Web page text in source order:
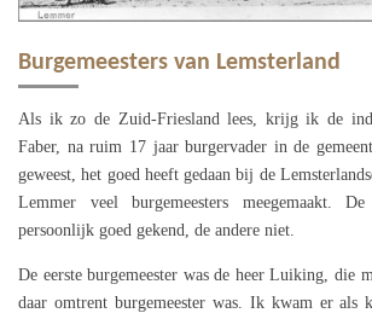
Burgemeesters van Lemsterland
Als ik zo de Zuid-Friesland lees, krijg ik de
Faber, na ruim 17 jaar burgervader in de
geweest, het goed heeft gedaan bij de
Lemmer veel burgemeesters meegemaakt.
persoonlijk goed gekend, de andere niet.
De eerste burgemeester was de heer Luiking, die
daar omtrent burgemeester was. Ik kwam er als